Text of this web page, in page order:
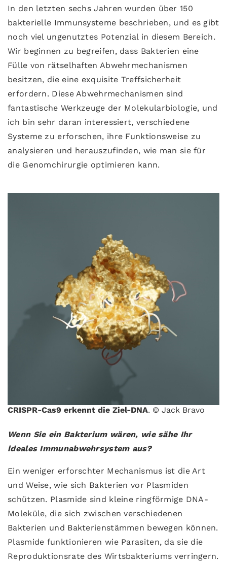
In den letzten sechs Jahren wurden über 150
bakterielle Immunsysteme beschrieben, und es gibt
noch viel ungenutztes Potenzial in diesem Bereich.
Wir beginnen zu begreifen, dass Bakterien eine
Fülle von rätselhaften Abwehrmechanismen
besitzen, die eine exquisite Treffsicherheit
erfordern. Diese Abwehrmechanismen sind
fantastische Werkzeuge der Molekularbiologie, und
ich bin sehr daran interessiert, verschiedene
Systeme zu erforschen, ihre Funktionsweise zu
analysieren und herauszufinden, wie man sie für
die Genomchirurgie optimieren kann.
CRISPR-Cas9 erkennt die Ziel-DNA. © Jack Bravo
Wenn Sie ein Bakterium wären, wie sähe Ihr
ideales Immunabwehrsystem aus?
Ein weniger erforschter Mechanismus ist die Art
und Weise, wie sich Bakterien vor Plasmiden
schützen. Plasmide sind kleine ringförmige DNA-
Moleküle, die sich zwischen verschiedenen
Bakterien und Bakterienstämmen bewegen können.
Plasmide funktionieren wie Parasiten, da sie die
Reproduktionsrate des Wirtsbakteriums verringern.